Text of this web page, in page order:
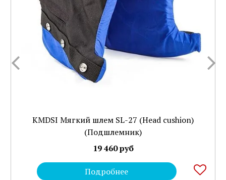
KMDSI Мягкий шлем SL-27 (Head cushion)
(Подшлемник)
19 460 руб
Подробнее